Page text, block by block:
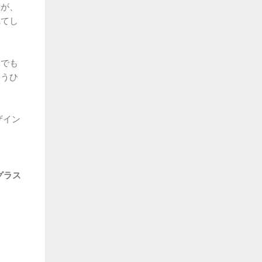
、
し
も
ひ
イン
ラス